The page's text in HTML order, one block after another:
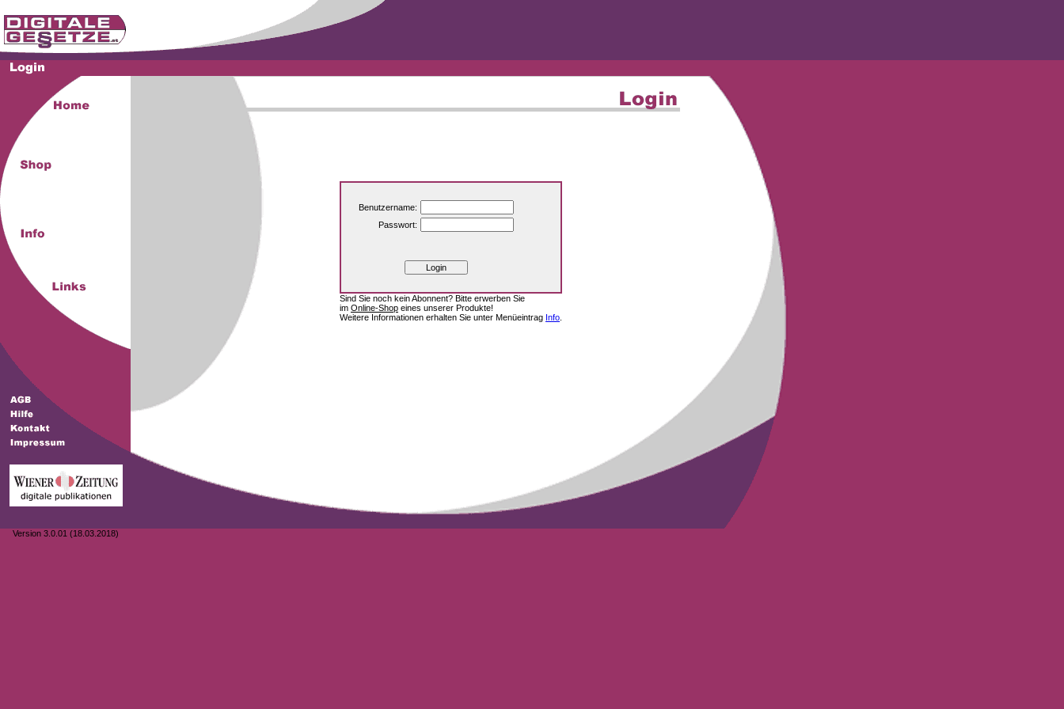
Version 3.0.01 (18.03.2018)
Benutzername:
Passwort:
Sind Sie noch kein Abonnent? Bitte erwerben Sie
im Online-Shop eines unserer Produkte!
Weitere Informationen erhalten Sie unter Menüeintrag Info